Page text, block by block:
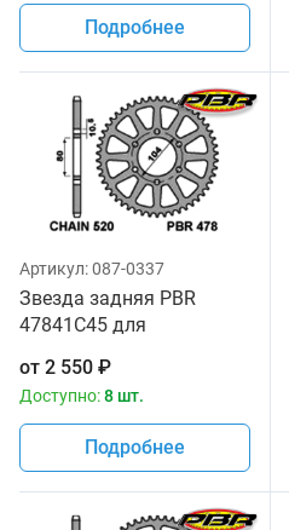
Подробнее
Артикул:087-0337
Звезда задняя PBR
47841C45 для
от 2 550 ₽
Доступно:8 шт.
Подробнее